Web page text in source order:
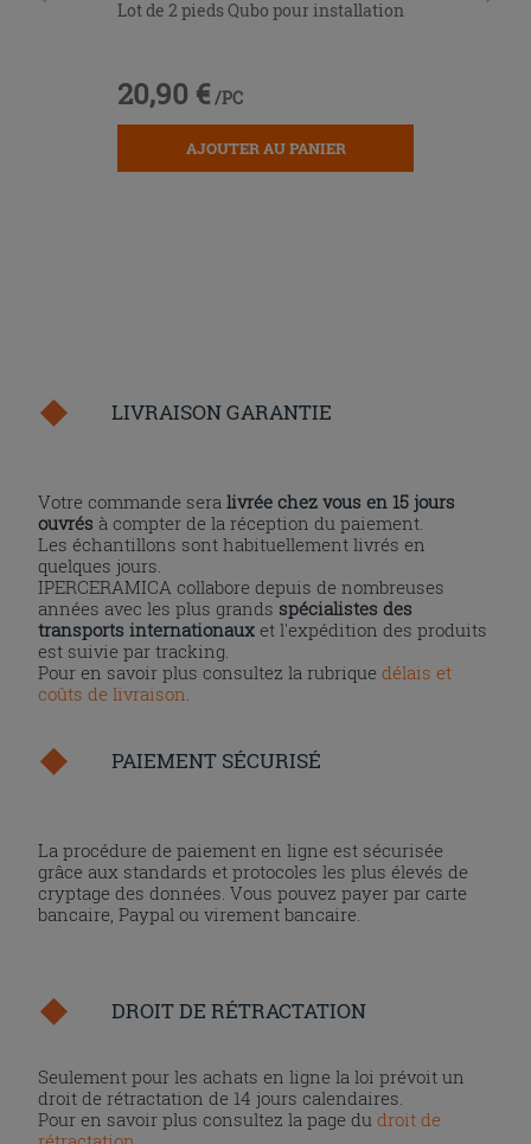
Lot de 2 pieds Qubo pour installation
20,90 € /PC
AJOUTER AU PANIER
LIVRAISON GARANTIE
Votre commande seralivrée chez vous en 15 jours
ouvrés à compter de la réception du paiement.
Les échantillons sont habituellement livrés en
quelques jours.
IPERCERAMICA collabore depuis de nombreuses
années avec les plus grands spécialistes des
transports internationaux et l'expédition des produits
est suivie par tracking.
Pour en savoir plus consultez la rubriquedélais et
coûts de livraison
PAIEMENT SÉCURISÉ
La procédure de paiement en ligne est sécurisée
grâce aux standards et protocoles les plus élevés de
cryptage des données. Vous pouvez payer par carte
bancaire, Paypal ou virement bancaire.
DROIT DE RÉTRACTATION
Seulement pour les achats en ligne la loi prévoit un
droit de rétractation de 14 jours calendaires.
Pour en savoir plus consultez la page dudroit de